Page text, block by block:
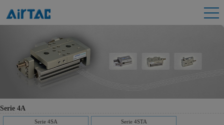
Serie 4A
Serie 4SA
Serie 4STA